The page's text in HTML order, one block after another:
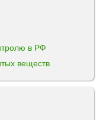
в РФ
веществ